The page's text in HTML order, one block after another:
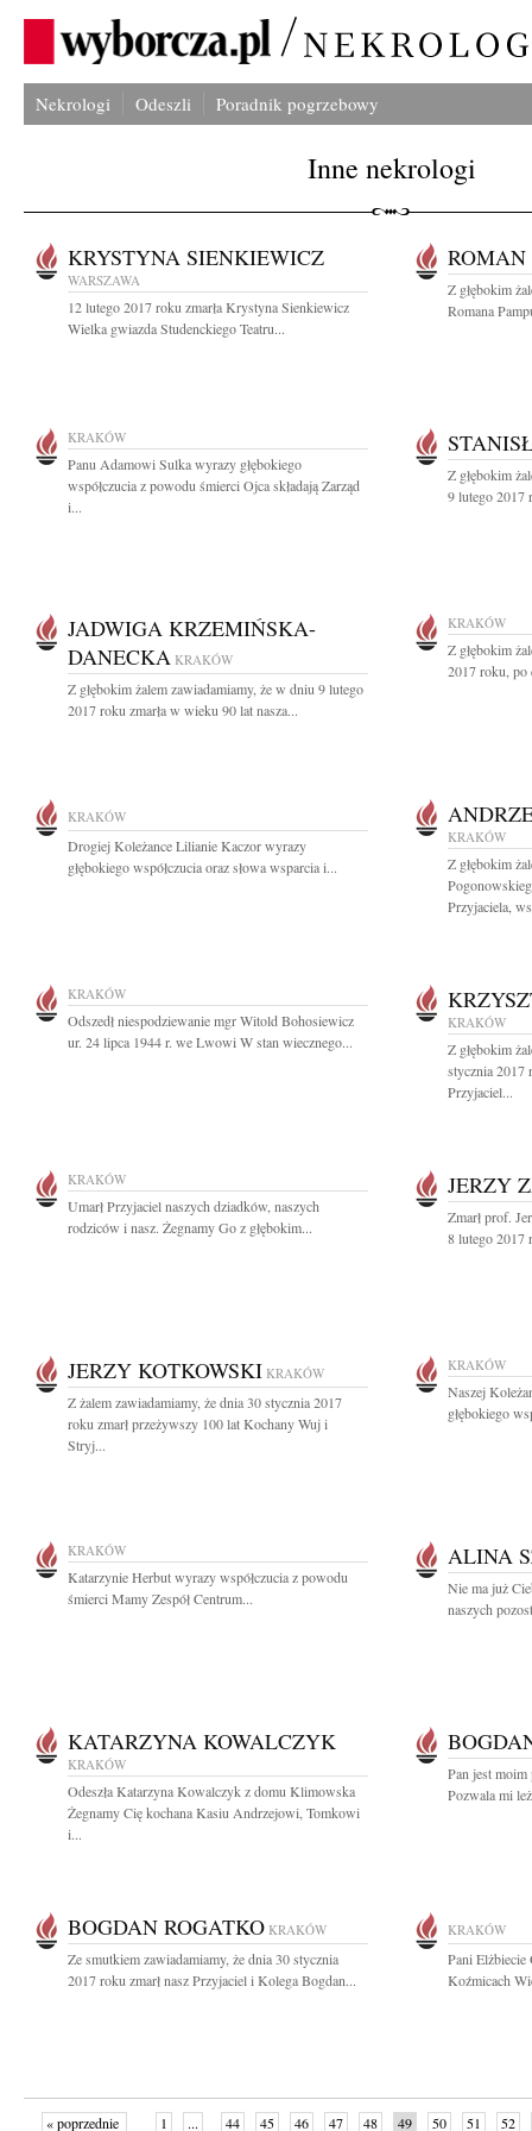
Nekrologi Odeszli Poradnik pogrzebowy
Inne nekrologi
KRYSTYNA SIENKIEWICZ
WARSZAWA
12 lutego 2017 roku zmarła Krystyna Sienkiewicz
Wielka gwiazda Studenckiego Teatru...
ROMAN
Z głębokim
Romana
KRAKÓW
Panu Adamowi Sulka wyrazy głębokiego
współczucia z powodu śmierci Ojca składają Zarząd
i...
Z głębokim
9 lutego 2017
JADWIGA KRZEMIŃSKA-
DANECKA KRAKÓW
Z głębokim żalem zawiadamiamy, że w dniu 9 lutego
2017 roku zmarła w wieku 90 lat nasza...
KRAKÓW
Z głębokim
2017 roku, po
KRAKÓW
Drogiej Koleżance Lilianie Kaczor wyrazy
głębokiego współczucia oraz słowa wsparcia i...
KRAKÓW
Z głębokim
Przyjaciela,
KRAKÓW
Odszedł niespodziewanie mgr Witold Bohosiewicz
ur. 24 lipca 1944 r. we Lwowi W stan wiecznego...
KRAKÓW
Z głębokim
stycznia 2017
Przyjaciel...
KRAKÓW
Umarł Przyjaciel naszych dziadków, naszych
rodziców i nasz. Żegnamy Go z głębokim...
JERZY
Zmarł prof.
8 lutego 2017
JERZY KOTKOWSKI KRAKÓW
Z żalem zawiadamiamy, że dnia 30 stycznia 2017
roku zmarł przeżywszy 100 lat Kochany Wuj i
Stryj...
KRAKÓW
Naszej
głębokiego
KRAKÓW
Katarzynie Herbut wyrazy współczucia z powodu
śmierci Mamy Zespół Centrum...
ALINA
Nie ma już
naszych
KATARZYNA KOWALCZYK
KRAKÓW
Odeszła Katarzyna Kowalczyk z domu Klimowska
Żegnamy Cię kochana Kasiu Andrzejowi, Tomkowi
i...
Pan jest moim
Pozwala mi
BOGDAN ROGATKO KRAKÓW
Ze smutkiem zawiadamiamy, że dnia 30 stycznia
2017 roku zmarł nasz Przyjaciel i Kolega Bogdan...
KRAKÓW
Pani
Koźmicach
« poprzednie 1 ... 44 45 46 47 48 49 50 51 52